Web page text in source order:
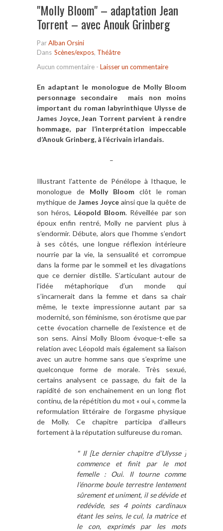
"Molly Bloom" – adaptation Jean
Torrent – avec Anouk Grinberg
ParAlban Orsini
Dans Scènes/expos, Théâtre
Aucun commentaire - Laisser un commentaire
En adaptant le monologue de Molly Bloom
personnage secondaire mais non moins
important du roman labyrinthique Ulysse de
James Joyce, Jean Torrent parvient à rendre
hommage, par l’interprétation impeccable
d’Anouk Grinberg, à l’écrivain irlandais.
–
Illustrant l’attente de Pénélope à Ithaque, le
monologue de Molly Bloom clôt le roman
mythique de James Joyceainsi que la quête de
son héros, Léopold Bloom. Réveillée par son
époux enfin rentré, Molly ne parvient plus à
s’endormir. Débute, alors que l’homme s’endort
à ses côtés, une longue réflexion intérieure
nourrie par la vie, la sensualité et corrompue
dans la forme par le sommeil et les divagations
que ce dernier distille. S’articulant autour de
l’idée métaphorique d’un monde qui
s’incarnerait dans la femme et dans sa chair
même, le texte impressionne autant par sa
modernité, son féminisme, son érotisme que par
cette évocation charnelle de l’existence et de
son sens. Ainsi Molly Bloom évoque-t-elle sa
relation avec Léopold mais également sa liaison
avec un autre homme sans que s’exprime une
quelconque forme de morale. Très sexué,
certains analysent ce passage, du fait de la
rapidité de son enchainement en un long flot
continu, de la répétition du mot « oui », comme la
reformulation littéraire de l’orgasme physique
de Molly. Ce chapitre participa d’ailleurs
fortement à la réputation sulfureuse du roman.
" Il [Le dernier chapitre d’Ulysse ]
commence et finit par le mot
femelle : Oui. Il tourne comme
l’énorme boule terrestre lentement
sûrement et uniment, il se dévide et
redévide, ses 4 points cardinaux
étant les seins, le cul, la matrice et
le con, exprimés par les mots